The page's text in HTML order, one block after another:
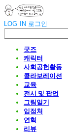
LOG IN 로그인
굿즈
캐릭터
사회공헌활동
콜라보레이션
교육
전시 및 팝업
그림일기
입점처
연혁
리뷰